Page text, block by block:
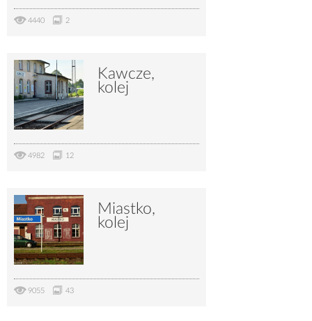
4440 2
Kawcze,
kolej
4982 12
Miastko,
kolej
9055 43